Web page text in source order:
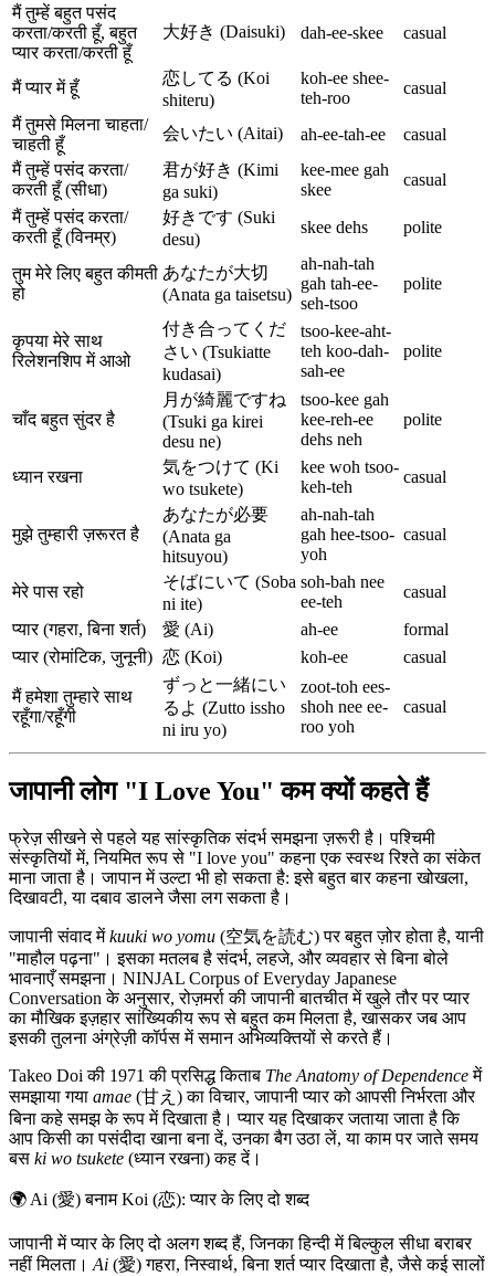
मैं तुम्हें बहुत पसंद
करता/करती हूँ, बहुत
प्यार करता/करती हूँ
大好き (Daisuki) dah-ee-skee casual
मैं प्यार में हूँ
恋してる (Koi
shiteru)
koh-ee shee-
teh-roo
casual
मैं तुमसे मिलना चाहता/
चाहती हूँ
会いたい (Aitai) ah-ee-tah-ee
casual
मैं तुम्हें पसंद करता/
करती हूँ (सीधा)
君が好き (Kimi
ga suki)
kee-mee gah
skee
casual
मैं तुम्हें पसंद करता/
करती हूँ (विनम्र)
好きです (Suki
desu)
skee dehs polite
तुम मेरे लिए बहुत कीमती
हो
あなたが大切
(Anata ga taisetsu)
ah-nah-tah
gah tah-ee-
seh-tsoo
polite
कृपया मेरे साथ
रिलेशनशिप में आओ
付き合ってくだ
さい (Tsukiatte
kudasai)
tsoo-kee-aht-
teh koo-dah-
sah-ee
polite
चाँद बहुत सुंदर है
月が綺麗ですね
(Tsuki ga kirei
desu ne)
tsoo-kee gah
kee-reh-ee
dehs neh
polite
ध्यान रखना
気をつけて (Ki
wo tsukete)
kee woh tsoo-
keh-teh
casual
मुझे तुम्हारी ज़रूरत है
あなたが必要
(Anata ga
hitsuyou)
ah-nah-tah
gah hee-tsoo-
yoh
casual
मेरे पास रहो
そばにいて (Soba
ni ite)
soh-bah nee
ee-teh
casual
प्यार (गहरा, बिना शर्त)
愛 (Ai) ah-ee
formal
प्यार (रोमांटिक, जुनूनी) 恋 (Koi) koh-ee casual
मैं हमेशा तुम्हारे साथ
रहूँगा/रहूँगी
ずっと一緒にい
るよ (Zutto issho
ni iru yo)
zoot-toh ees-
shoh nee ee-
roo yoh
casual
जापानी लोग "I Love You" कम क्यों कहते हैं
फ्रेज़ सीखने से पहले यह सांस्कृतिक संदर्भ समझना ज़रूरी है। पश्चिमी
संस्कृतियों में, नियमित रूप से "I love you" कहना एक स्वस्थ रिश्ते का संकेत
माना जाता है। जापान में उल्टा भी हो सकता है: इसे बहुत बार कहना खोखला,
दिखावटी, या दबाव डालने जैसा लग सकता है।
जापानी संवाद मेंkuuki wo yomu (空気を読む) पर बहुत ज़ोर होता है, यानी
"माहौल पढ़ना"। इसका मतलब है संदर्भ, लहजे, और व्यवहार से बिना बोले
भावनाएँ समझना। NINJAL Corpus of Everyday Japanese
Conversation के अनुसार, रोज़मर्रा की जापानी बातचीत में खुले तौर पर प्यार
का मौखिक इज़हार सांख्यिकीय रूप से बहुत कम मिलता है, खासकर जब आप
इसकी तुलना अंग्रेज़ी कॉर्पस में समान अभिव्यक्तियों से करते हैं।
Takeo Doi की 1971 की प्रसिद्ध किताब The Anatomy of Dependenceमें
समझाया गया amae (甘え) का विचार, जापानी प्यार को आपसी निर्भरता और
बिना कहे समझ के रूप में दिखाता है। प्यार यह दिखाकर जताया जाता है कि
आप किसी का पसंदीदा खाना बना दें, उनका बैग उठा लें, या काम पर जाते समय
बस ki wo tsukete (ध्यान रखना) कह दें।
🌍 Ai (愛) बनाम Koi (恋): प्यार के लिए दो शब्द
जापानी में प्यार के लिए दो अलग शब्द हैं, जिनका हिन्दी में बिल्कुल सीधा बराबर
नहीं मिलता। Ai (愛) गहरा, निस्वार्थ, बिना शर्त प्यार दिखाता है, जैसे कई सालों